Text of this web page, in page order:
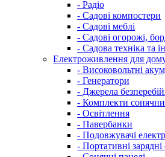
- Радіо
- Садові компостери
- Садові меблі
- Садові огорожі,
- Садова техніка та
Електроживлення для
- Високовольтні
- Генератори
- Джерела
- Комплекти
- Освітлення
- Павербанки
- Подовжувачі
- Портативні зарядні